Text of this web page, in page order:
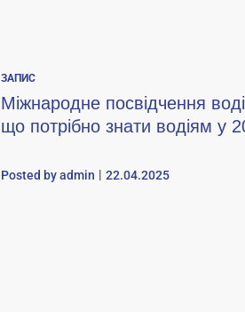
ЗАПИС
Міжнародне посвідчення
що потрібно знати водіям у
Posted byadmin 22.04.2025